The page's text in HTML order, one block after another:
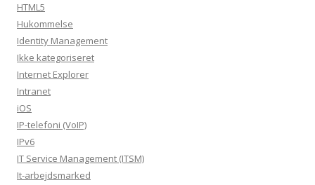
HTML5
Hukommelse
Identity Management
Ikke kategoriseret
Internet Explorer
Intranet
iOS
IP-telefoni (VoIP)
IPv6
IT Service Management (ITSM)
It-arbejdsmarked